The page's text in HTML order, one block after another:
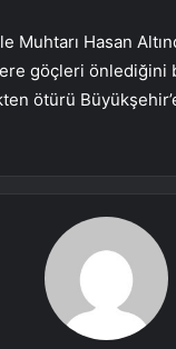
Muhtarı Hasan
göçleri önlediğini
ötürü